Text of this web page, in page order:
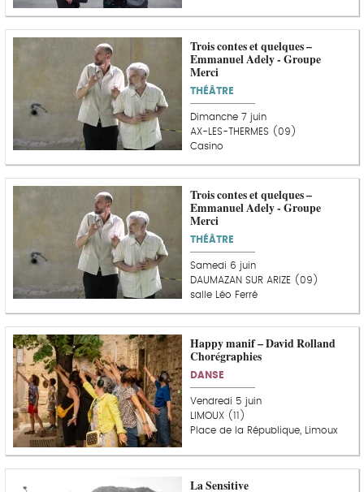
Trois contes et quelques –
Emmanuel Adely - Groupe
Merci
THÉÂTRE
Dimanche 7 juin
AX-LES-THERMES (09)
Casino
Trois contes et quelques –
Emmanuel Adely - Groupe
Merci
THÉÂTRE
Samedi 6 juin
DAUMAZAN SUR ARIZE (09)
salle Léo Ferré
Happy manif – David Rolland
Chorégraphies
DANSE
Vendredi 5 juin
LIMOUX (11)
Place de la République, Limoux
La Sensitive